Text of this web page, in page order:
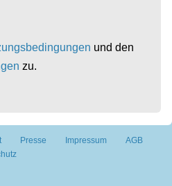
und den
zu.
Presse Impressum
AGB